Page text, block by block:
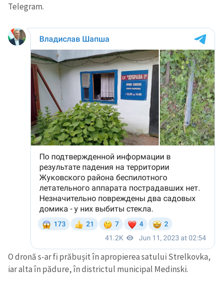
Trimite o informație
Despre ZdG
in English
на русском
Telegram.
O dronă s-ar fi prăbușit în apropierea satului Strelkovka,
iar alta în pădure, în districtul municipal Medinski.